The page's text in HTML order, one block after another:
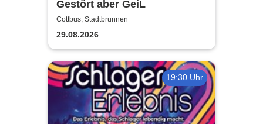
Gestört aber GeiL
Cottbus, Stadtbrunnen
29.08.2026
19:30 Uhr